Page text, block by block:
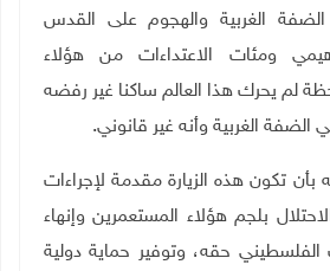
الغربية والهجوم على القدس
ومئات الاعتداءات من هؤلاء
لم يحرك هذا العالم ساكنا غير رفضه
الغربية وأنه غير قانوني.
تكون هذه الزيارة مقدمة لإجراءات
بلجم هؤلاء المستعمرين وإنهاء
حقه، وتوفير حماية دولية